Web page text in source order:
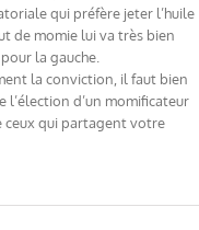
qui préfère jeter l’huile
de momie lui va très bien
la gauche.
la conviction, il faut bien
l’élection d’un momificateur
qui partagent votre